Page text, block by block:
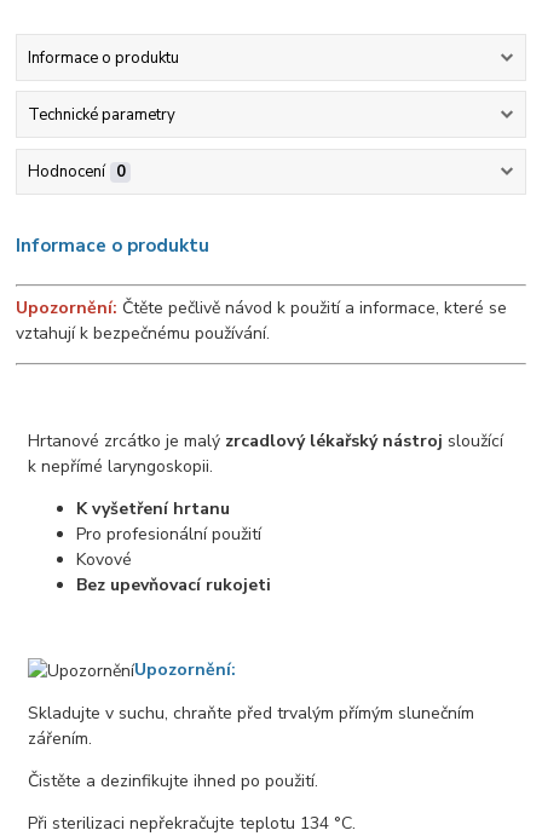
Informace o produktu
Technické parametry
Hodnocení 0
Informace o produktu
Upozornění: Čtěte pečlivě návod k použití a informace, které se
vztahují k bezpečnému používání.
Hrtanové zrcátko je malý zrcadlový lékařský nástroj sloužící
k nepřímé laryngoskopii.
K vyšetření hrtanu
Pro profesionální použití
Kovové
Bez upevňovací rukojeti
Upozornění:
Skladujte v suchu, chraňte před trvalým přímým slunečním
zářením.
Čistěte a dezinfikujte ihned po použití.
Při sterilizaci nepřekračujte teplotu 134 °C.